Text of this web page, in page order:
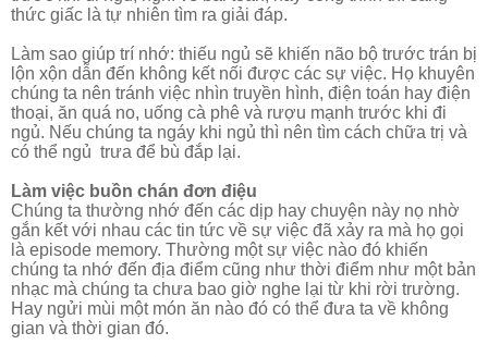
thức giấc là tự nhiên tìm ra giải đáp.
Làm sao giúp trí nhớ: thiếu ngủ sẽ khiến não bộ trước trán bị
lộn xộn dẫn đến không kết nối được các sự việc. Họ khuyên
chúng ta nên tránh việc nhìn truyền hình, điện toán hay điện
thoại, ăn quá no, uống cà phê và rượu mạnh trước khi đi
ngủ. Nếu chúng ta ngáy khi ngủ thì nên tìm cách chữa trị và
có thể ngủ trưa để bù đắp lại.
Làm việc buồn chán đơn điệu
Chúng ta thường nhớ đến các dịp hay chuyện này nọ nhờ
gắn kết với nhau các tin tức về sự việc đã xảy ra mà họ gọi
là episode memory. Thường một sự việc nào đó khiến
chúng ta nhớ đến địa điểm cũng như thời điểm như một bản
nhạc mà chúng ta chưa bao giờ nghe lại từ khi rời trường.
Hay ngửi mùi một món ăn nào đó có thể đưa ta về không
gian và thời gian đó.